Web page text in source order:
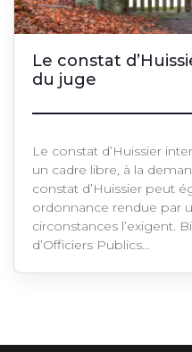
Le constat
du juge
Le constat d’Huissier
un cadre libre, à la
constat d’Huissier peut
ordonnance rendue par
circonstances l’exigent.
d’Officiers Publics…